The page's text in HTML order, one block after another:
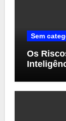
Sem
Os